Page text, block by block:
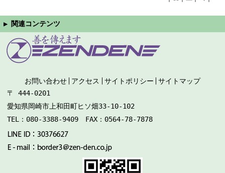
お問い合わせ アクセス サイトポリシー
サイトマップ
〒 444-0201
愛知県岡崎市上和田町ヒソ畑33-10-102
TEL：080-3388-9409 FAX：0564-78-7878